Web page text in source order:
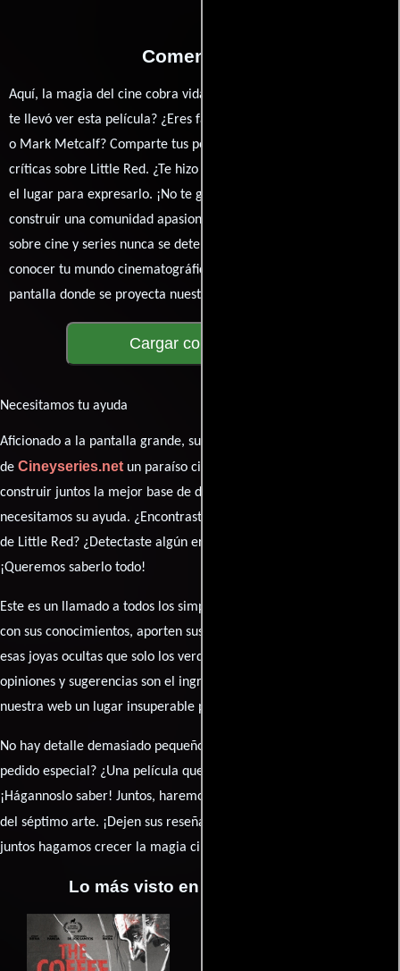
Comentarios
Aquí, la magia del cine cobra vida a través de tus opiniones. ¿Qué
te llevó ver esta película? ¿Eres fan de Tate Bunker, Libby Amato
o Mark Metcalf? Comparte tus pensamientos, emociones y
críticas sobre Little Red. ¿Te hizo reír, llorar o reflexionar? Este es
el lugar para expresarlo. ¡No te guardes nada! Queremos
construir una comunidad apasionada donde la conversación
sobre cine y series nunca se detenga. Únete a la charla y déjanos
conocer tu mundo cinematográfico. ¡Los comentarios son la
pantalla donde se proyecta nuestra diversidad de opiniones!
Cargar comentarios
Necesitamos tu ayuda
Aficionado a la pantalla grande, su participación es clave para hacer
de Cineyseries.netun paraíso cinéfilo completo. Queremos
construir juntos la mejor base de datos cinematográfica, pero
necesitamos su ayuda. ¿Encontraste algún dato faltante en la ficha
de Little Red? ¿Detectaste algún error en la sinopsis o el elenco?
¡Queremos saberlo todo!
Este es un llamado a todos los simpatizantes del cine: contribuyan
con sus conocimientos, aporten sus descubrimientos y compartan
esas joyas ocultas que solo los verdaderos fanáticos conocen. Sus
opiniones y sugerencias son el ingrediente secreto que hará de
nuestra web un lugar insuperable para los amantes del celuloide.
No hay detalle demasiado pequeño ni opinión insignificante. ¿Algún
pedido especial? ¿Una película que sueñas con ver reseñada?
¡Hágannoslo saber! Juntos, haremos de esta comunidad el epicentro
del séptimo arte. ¡Dejen sus reseña en la
juntos hagamos crecer la magia cinematográfica!
Lo más visto en Cineyseries.net